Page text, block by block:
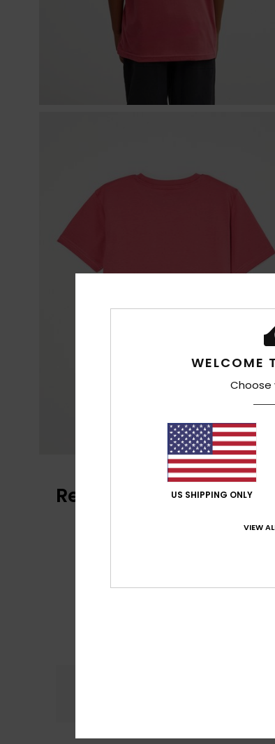
Recensioni dei clienti
WELCOME
Choose
US SHIPPING ONLY
VIEW